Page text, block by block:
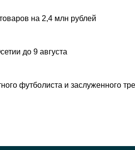
на 2,4 млн рублей
до 9 августа
футболиста и заслуженного